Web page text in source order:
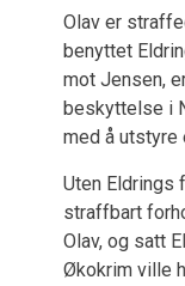
Olav er
benyttet
mot Jensen,
beskyttelse i
med å utstyre
Uten Eldrings
straffbart
Olav, og satt
Økokrim ville